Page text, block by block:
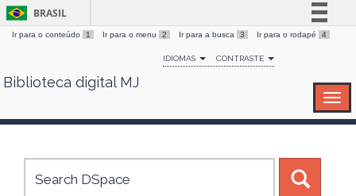
Skip
BRASIL
Simplifique!
Comunica BR
Canais
Ir para o conteúdo 1 Ir para o menu 2 Ir para a busca 3 Ir para o rodapé 4
IDIOMAS CONTRASTE
Biblioteca digital MJ